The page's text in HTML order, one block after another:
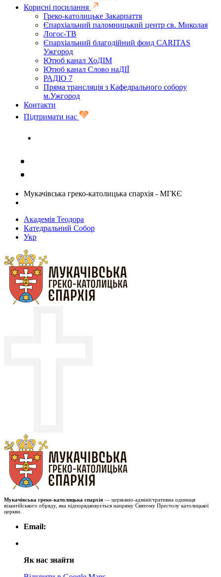
Корисні посилання
Греко-католицьке Закарпаття
Єпархіальний паломницький центр св. Миколая
Логос-ТВ
Єпархіальний благодійний фонд CARITAS
Ужгород
Ютюб канал ХоДІМ
Ютюб канал Слово наДІЇ
РАДІО 7
Пряма трансляція з Кафедрального собору
м.Ужгород
Контакти
Підтримати нас
Мукачівська греко-католицька єпархія - МГКЄ
Академія Теодора
Катедральний Собор
Укр
Мукачівська греко-католицька єпархія — церковно-адміністративна одиниця
візантійського обряду, яка підпорядковується напряму Святому Престолу католицької
церкви.
Email:
Як нас знайти